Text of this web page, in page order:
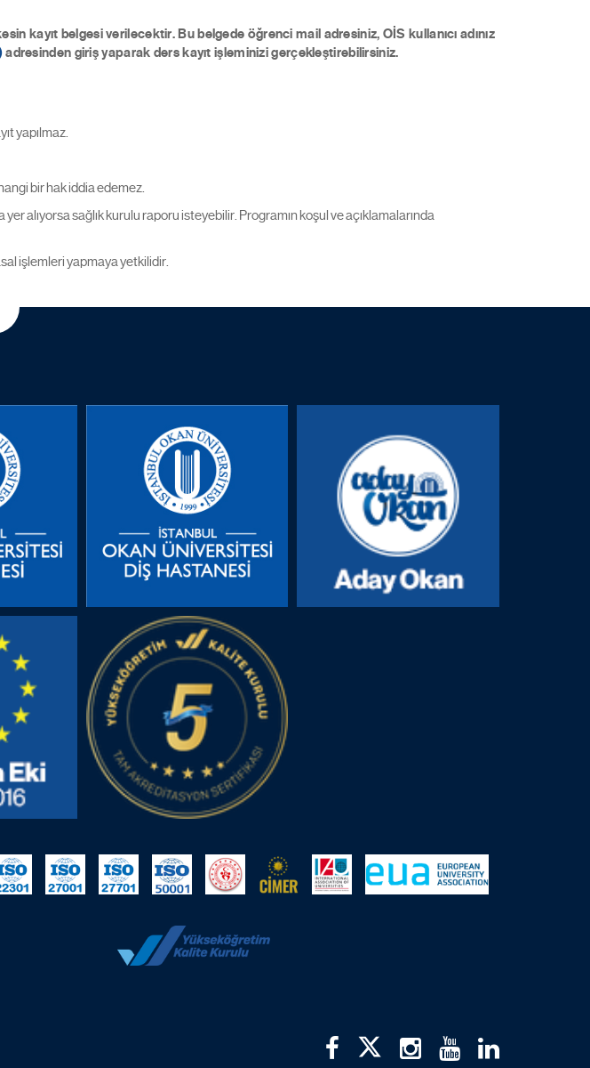
kayıt belgesi verilecektir. Bu belgede öğrenci mail adresiniz, OİS kullanıcı adınız
adresinden giriş yaparak ders kayıt işleminizi gerçekleştirebilirsiniz.
yapılmaz.
bir hak iddia edemez.
alıyorsa sağlık kurulu raporu isteyebilir. Programın koşul ve açıklamalarında
işlemleri yapmaya yetkilidir.